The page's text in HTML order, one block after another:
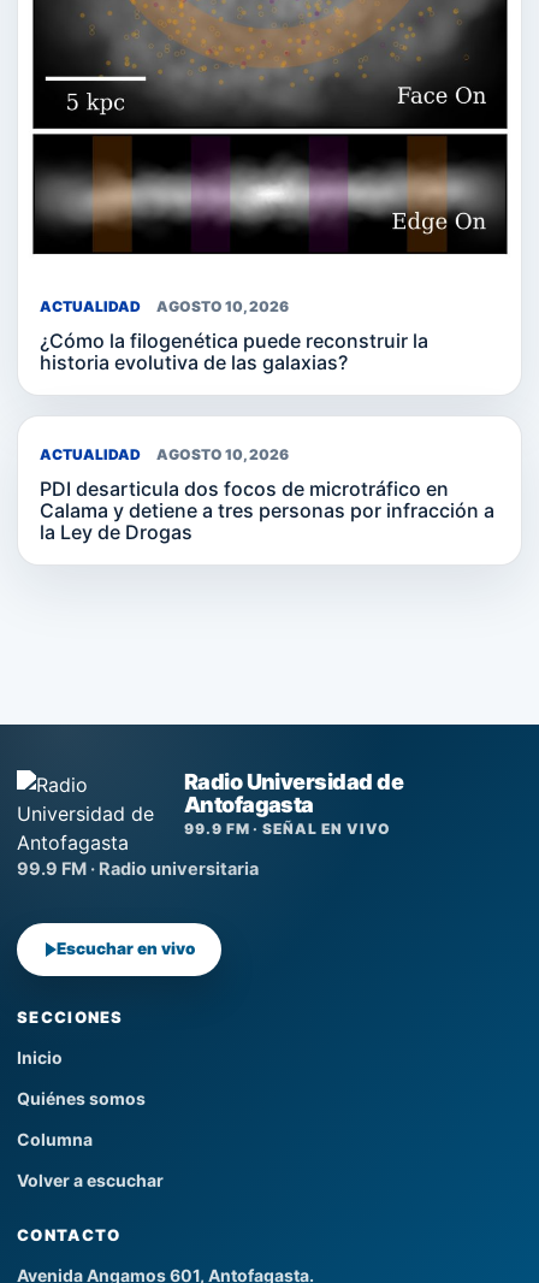
ACTUALIDAD AGOSTO 10, 2026
¿Cómo la filogenética puede reconstruir la
historia evolutiva de las galaxias?
ACTUALIDAD AGOSTO 10, 2026
PDI desarticula dos focos de microtráfico en
Calama y detiene a tres personas por infracción a
la Ley de Drogas
Radio Universidad de
Antofagasta
99.9 FM · SEÑAL EN VIVO
99.9 FM · Radio universitaria
Escuchar en vivo
SECCIONES
Inicio
Quiénes somos
Columna
Volver a escuchar
CONTACTO
Avenida Angamos 601, Antofagasta.